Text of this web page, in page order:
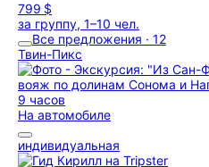
799 $
за группу, 1–10 чел.
Все предложения · 12
Твин-Пикс
9 часов
На автомобиле
индивидуальная